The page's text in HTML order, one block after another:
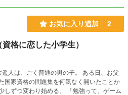
お気に入り追加 2
格に恋した小学生）
、ごく普通の男の子。 ある日、お父
国家資格の問題集を何気なく開いたことか
わり始める。 「勉強って、ゲーム